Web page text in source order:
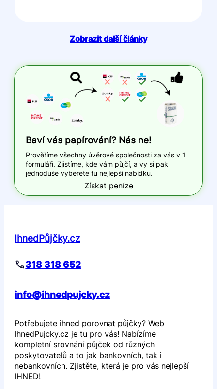
Zobrazit další články
Baví vás papírování? Nás ne!
Prověříme všechny úvěrové společnosti za vás v 1
formuláři. Zjistíme, kde vám půjčí, a vy si pak
jednoduše vyberete tu nejlepší nabídku.
Získat peníze
IhnedPůjčky.cz
318 318 652
info@ihnedpujcky.cz
Potřebujete ihned porovnat půjčky? Web
IhnedPujcky.cz je tu pro vás! Nabízíme
kompletní srovnání půjček od různých
poskytovatelů a to jak bankovních, tak i
nebankovních. Zjistěte, která je pro vás nejlepší
IHNED!